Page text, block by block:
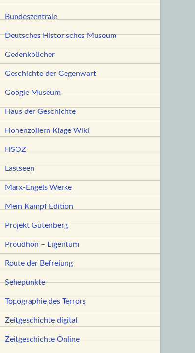
Bundeszentrale
Deutsches Historisches Museum
Gedenkbücher
Geschichte der Gegenwart
Google Museum
Haus der Geschichte
Hohenzollern Klage Wiki
HSOZ
Lastseen
Marx-Engels Werke
Mein Kampf Edition
Projekt Gutenberg
Proudhon – Eigentum
Route der Befreiung
Sehepunkte
Topographie des Terrors
Zeitgeschichte digital
Zeitgeschichte Online